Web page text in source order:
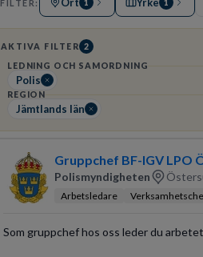
FILTER: 1 1
AKTIVA FILTER 2
LEDNING OCH SAMORDNING
Polis
REGION
Jämtlands län
Gruppchef BF-IGV LPO
Polismyndigheten
Arbetsledare
Som gruppchef hos oss leder du